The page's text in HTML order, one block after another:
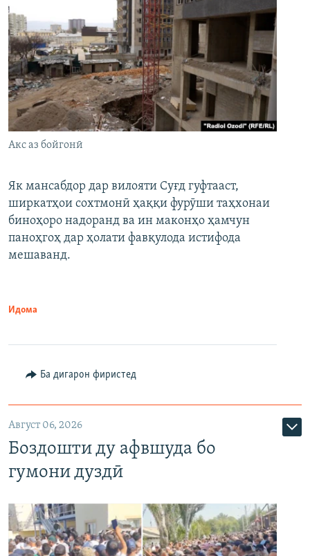
Акс аз бойгонӣ
Як мансабдор дар вилояти Суғд гуфтааст,
ширкатҳои сохтмонӣ ҳаққи фурӯши таҳхонаи
биноҳоро надоранд ва ин маконҳо ҳамчун
паноҳгоҳ дар ҳолати фавқулода истифода
мешаванд.
Идома
Ба дигарон фиристед
Август 06, 2026
Боздошти ду афвшуда бо
гумони дуздӣ